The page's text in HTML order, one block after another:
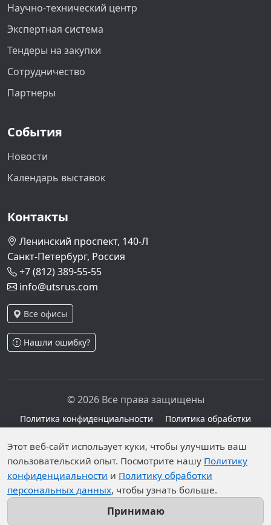
Научно-технический центр
Экспертная система
Тендеры на закупки
Сотрудничество
Партнеры
События
Новости
Календарь выставок
Контакты
Ленинский проспект, 140-Л
Санкт-Петербург, Россия
+7 (812) 389-55-55
info@utsrus.com
Все офисы
Нашли ошибку?
© 2026 Все права защищены
Политика конфиденциальности
Политика обработки
персональных данных
Персональные данные опубликованы на сайте при
наличии правовых оснований в соответствии с ч.1
ст.6 и ст.10.1 152-ФЗ. Субъектами установлены
запреты на обработку неограниченных кругом лиц
опубликованных персональных данных.
Этот веб-сайт использует куки, чтобы улучшить ваш
пользовательский опыт. Посмотрите нашу Политику
конфиденциальности и Политику обработки
персональных данных, чтобы узнать больше.
Принимаю